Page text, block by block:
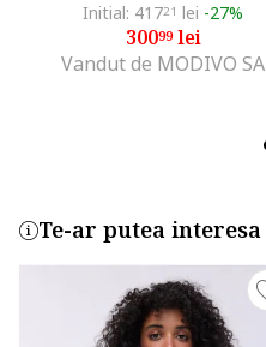
Initial: 41721 lei -27%
30099lei
Vandut de MODIVO SA
Te-ar putea interesa